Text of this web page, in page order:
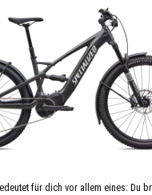
für dich vor allem eines: Du